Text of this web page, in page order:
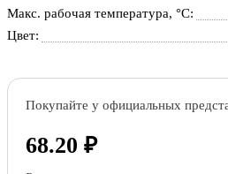
Макс. рабочая температура, °С:
Цвет:
Покупайте у официальных
68.20 ₽